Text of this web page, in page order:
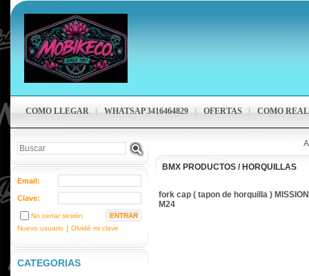
COMO LLEGAR WHATSAP 3416464829 OFERTAS COMO
Email:
Clave:
No cerrar sesión
Nuevo usuario | Olvidé mi clave
CATEGORIAS
BMX PRODUCTOS / HORQUILLAS
fork cap ( tapon de horquilla ) MISSION
M24